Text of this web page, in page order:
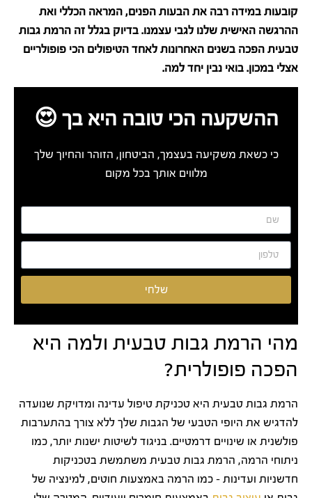
קובעות במידה רבה את הבעות הפנים, המראה הכללי ואת
ההרגשה האישית שלנו לגבי עצמנו. בדיוק בגלל זה הרמת גבות
טבעית הפכה בשנים האחרונות לאחד הטיפולים הכי פופולריים
אצלי במכון. בואי נבין יחד למה.
ההשקעה הכי טובה היא בך 😍
כי כשאת משקיעה בעצמך, הביטחון, הזוהר והחיוך שלך
מלווים אותך בכל מקום
שלחי
מהי הרמת גבות טבעית ולמה היא
הפכה פופולרית?
הרמת גבות טבעית היא טכניקת טיפול עדינה ומדויקת שנועדה
להדגיש את היופי הטבעי של הגבות שלך ללא צורך בהתערבות
פולשנית או שינויים דרמטיים. בניגוד לשיטות ישנות יותר, כמו
ניתוחי הרמה, הרמת גבות טבעית משתמשת בטכניקות
חדשניות ועדינות – כמו הרמה באמצעות חוטים, למינציה של